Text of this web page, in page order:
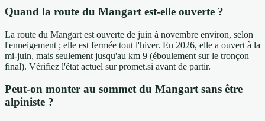
Quand la route du Mangart est-elle ouverte ?
La route du Mangart est ouverte de juin à novembre environ, selon
l'enneigement ; elle est fermée tout l'hiver. En 2026, elle a ouvert à la
mi-juin, mais seulement jusqu'au km 9 (éboulement sur le tronçon
final). Vérifiez l'état actuel sur promet.si avant de partir.
Peut-on monter au sommet du Mangart sans être
alpiniste ?